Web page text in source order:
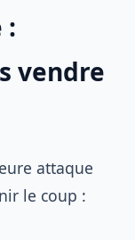
:
vendre
attaque
le coup :